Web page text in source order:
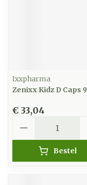
Ixxpharma
Zenixx Kidz D Caps
€ 33,04
Bestel